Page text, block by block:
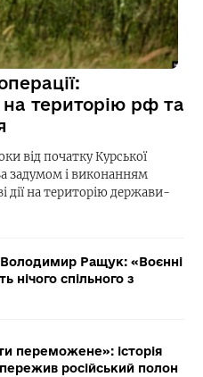
територію рф та
від початку Курської
задумом і виконанням
дії на територію держави-
Ращук: «Воєнні
нічого спільного з
переможене»: історія
російський полон